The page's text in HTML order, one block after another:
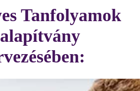
Tanfolyamok